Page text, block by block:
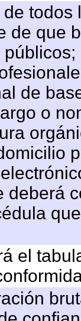
de que
de
o
deberá
el